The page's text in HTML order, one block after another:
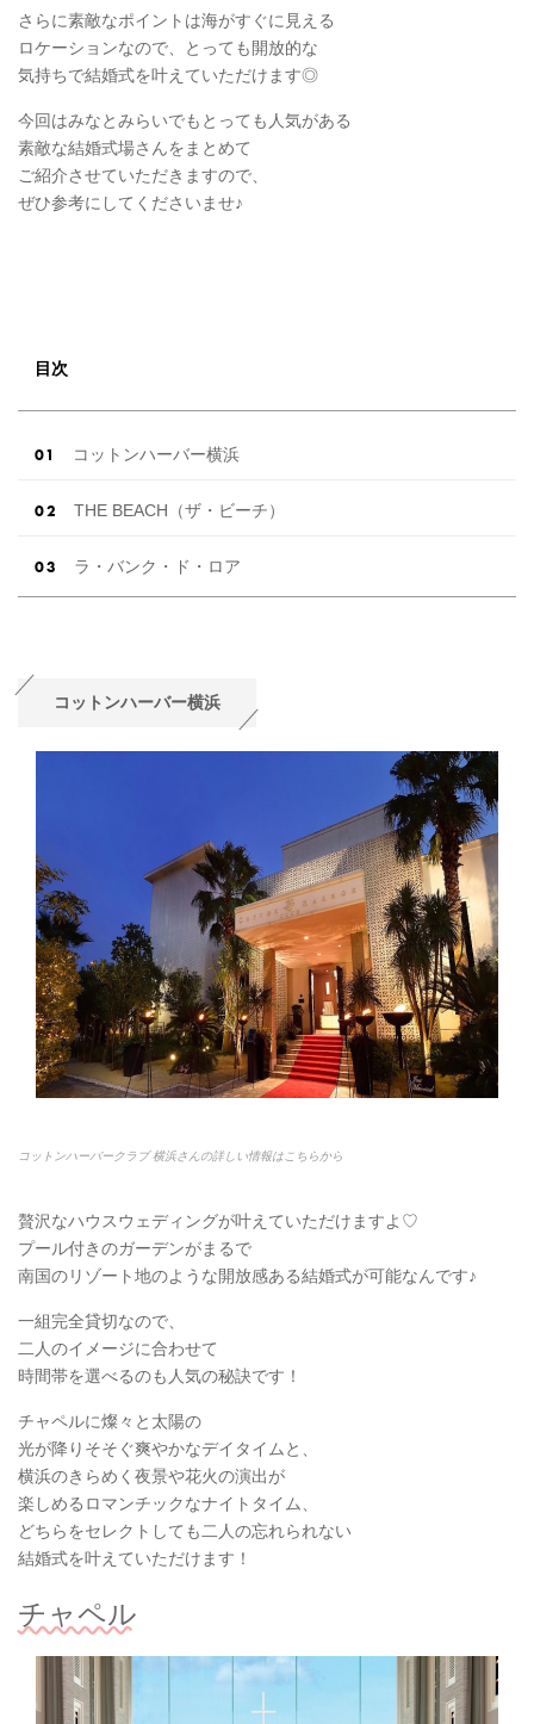
さらに素敵なポイントは海がすぐに見える
ロケーションなので、とっても開放的な
気持ちで結婚式を叶えていただけます◎
今回はみなとみらいでもとっても人気がある
素敵な結婚式場さんをまとめて
ご紹介させていただきますので、
ぜひ参考にしてくださいませ♪
目次
コットンハーバー横浜
THE BEACH（ザ・ビーチ）
ラ・バンク・ド・ロア
コットンハーバー横浜
コットンハーバークラブ 横浜さんの詳しい情報はこちらから
贅沢なハウスウェディングが叶えていただけますよ♡
プール付きのガーデンがまるで
南国のリゾート地のような開放感ある結婚式が可能なんです♪
一組完全貸切なので、
二人のイメージに合わせて
時間帯を選べるのも人気の秘訣です！
チャペルに燦々と太陽の
光が降りそそぐ爽やかなデイタイムと、
横浜のきらめく夜景や花火の演出が
楽しめるロマンチックなナイトタイム、
どちらをセレクトしても二人の忘れられない
結婚式を叶えていただけます！
チャペル